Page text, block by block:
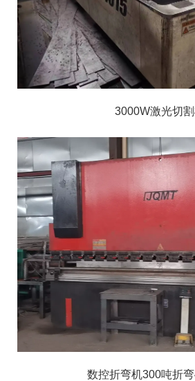
3000W激光切
数控折弯机300吨折